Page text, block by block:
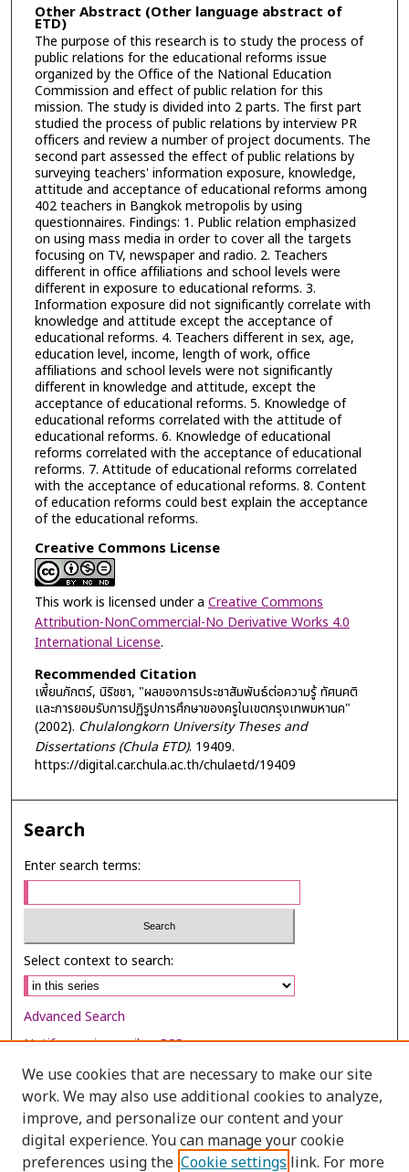
Other Abstract (Other language abstract of
ETD)
The purpose of this research is to study the process of
public relations for the educational reforms issue
organized by the Office of the National Education
Commission and effect of public relation for this
mission. The study is divided into 2 parts. The first part
studied the process of public relations by interview PR
officers and review a number of project documents. The
second part assessed the effect of public relations by
surveying teachers' information exposure, knowledge,
attitude and acceptance of educational reforms among
402 teachers in Bangkok metropolis by using
questionnaires. Findings: 1. Public relation emphasized
on using mass media in order to cover all the targets
focusing on TV, newspaper and radio. 2. Teachers
different in office affiliations and school levels were
different in exposure to educational reforms. 3.
Information exposure did not significantly correlate with
knowledge and attitude except the acceptance of
educational reforms. 4. Teachers different in sex, age,
education level, income, length of work, office
affiliations and school levels were not significantly
different in knowledge and attitude, except the
acceptance of educational reforms. 5. Knowledge of
educational reforms correlated with the attitude of
educational reforms. 6. Knowledge of educational
reforms correlated with the acceptance of educational
reforms. 7. Attitude of educational reforms correlated
with the acceptance of educational reforms. 8. Content
of education reforms could best explain the acceptance
of the educational reforms.
Creative Commons License
This work is licensed under a Creative Commons
Attribution-NonCommercial-No Derivative Works 4.0
International License.
Recommended Citation
เพี้ยนภักตร์, นิริชชา, "ผลของการประชาสัมพันธ์ต่อความรู้ ทัศนคติ
และการยอมรับการปฏิรูปการศึกษาของครูในเขตกรุงเทพมหานค"
(2002). Chulalongkorn University Theses and
Dissertations (Chula ETD). 19409.
https://digital.car.chula.ac.th/chulaetd/19409
Search
Enter search terms:
Select context to search:
Advanced Search
Notify me via email orRSS
Browse
Collections
Disciplines
We use cookies that are necessary to make our site
work. We may also use additional cookies to analyze,
improve, and personalize our content and your
digital experience. You can manage your cookie
preferences using the Cookie settings link. For more